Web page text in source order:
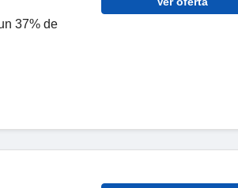
37% de